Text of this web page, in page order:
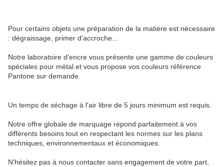
Pour certains objets une préparation de la matière est nécessaire
: dégraissage, primer d'accroche...
Notre laboratoire d'encre vous présente une gamme de couleurs
spéciales pour métal et vous propose vos couleurs référence
Pantone sur demande.
Un temps de séchage à l'air libre de 5 jours minimum est requis.
Notre offre globale de marquage répond parfaitement à vos
différents besoins tout en respectant les normes sur les plans
techniques, environnementaux et économiques.
N'hésitez pas à nous contacter sans engagement de votre part,